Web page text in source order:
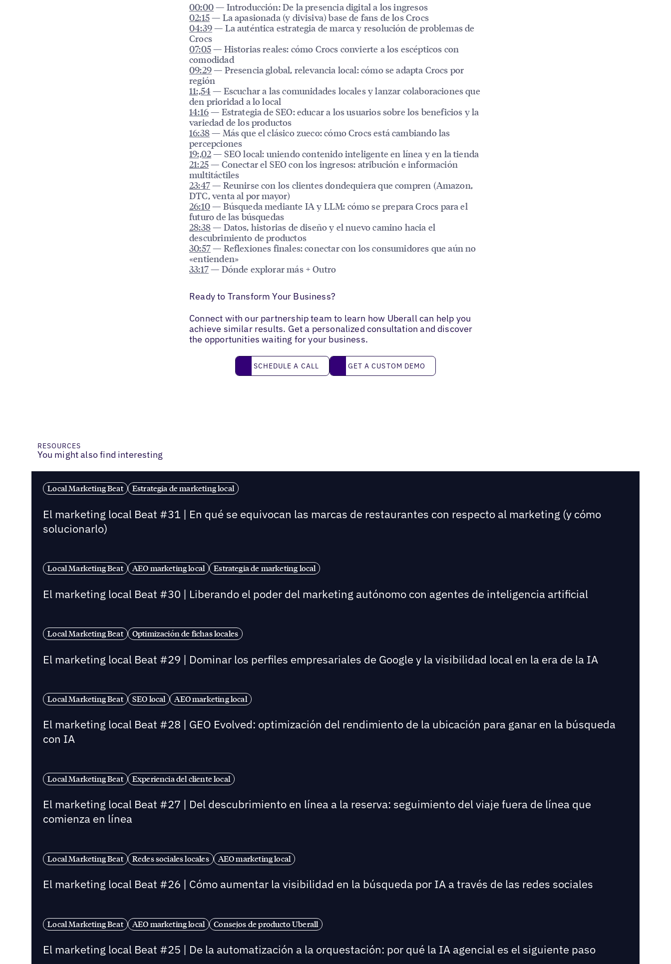
00:00— Introducción: De la presencia digital a los ingresos
02:15— La apasionada (y divisiva) base de fans de los Crocs
04:39— La auténtica estrategia de marca y resolución de problemas de
Crocs
07:05— Historias reales: cómo Crocs convierte a los escépticos con
comodidad
09:29— Presencia global, relevancia local: cómo se adapta Crocs por
región
11:,54— Escuchar a las comunidades locales y lanzar colaboraciones que
den prioridad a lo local
14:16— Estrategia de SEO: educar a los usuarios sobre los beneficios y la
variedad de los productos
16:38— Más que el clásico zueco: cómo Crocs está cambiando las
percepciones
19:,02— SEO local: uniendo contenido inteligente en línea y en la tienda
21:25— Conectar el SEO con los ingresos: atribución e información
multitáctiles
23:47— Reunirse con los clientes dondequiera que compren (Amazon,
DTC, venta al por mayor)
26:10— Búsqueda mediante IA y LLM: cómo se prepara Crocs para el
futuro de las búsquedas
28:38— Datos, historias de diseño y el nuevo camino hacia el
descubrimiento de productos
30:57— Reflexiones finales: conectar con los consumidores que aún no
«entienden»
33:17— Dónde explorar más + Outro
Ready to Transform Your Business?
Connect with our partnership team to learn how Uberall can help you
achieve similar results. Get a personalized consultation and discover
the opportunities waiting for your business.
Schedule a call
SCHEDULE A CALL Get a custom demo
GET A CUSTOM DEMO
RESOURCES
You might also find interesting
Local Marketing Beat Estrategia de marketing local
El marketing local Beat #31 | En qué se equivocan las marcas de restaurantes con respecto al marketing (y cómo
solucionarlo)
Local Marketing Beat AEO marketing local Estrategia de marketing local
El marketing local Beat #30 | Liberando el poder del marketing autónomo con agentes de inteligencia artificial
Local Marketing Beat Optimización de fichas locales
El marketing local Beat #29 | Dominar los perfiles empresariales de Google y la visibilidad local en la era de la IA
Local Marketing Beat SEO local AEO marketing local
El marketing local Beat #28 | GEO Evolved: optimización del rendimiento de la ubicación para ganar en la búsqueda
con IA
Local Marketing Beat Experiencia del cliente local
El marketing local Beat #27 | Del descubrimiento en línea a la reserva: seguimiento del viaje fuera de línea que
comienza en línea
Local Marketing Beat Redes sociales locales AEO marketing local
El marketing local Beat #26 | Cómo aumentar la visibilidad en la búsqueda por IA a través de las redes sociales
Local Marketing Beat AEO marketing local Consejos de producto Uberall
El marketing local Beat #25 | De la automatización a la orquestación: por qué la IA agencial es el siguiente paso